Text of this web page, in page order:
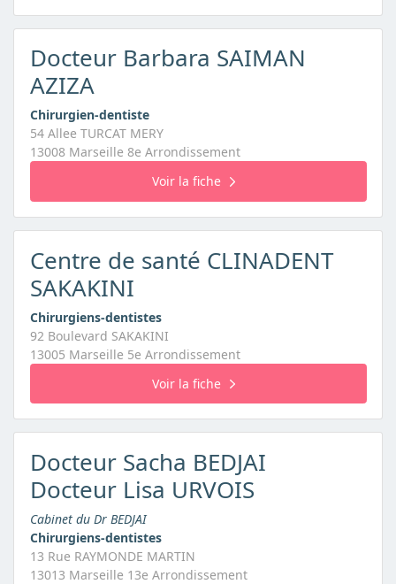
Docteur Barbara SAIMAN
AZIZA
Chirurgien-dentiste
54 Allee TURCAT MERY
13008 Marseille 8e Arrondissement
Voir la fiche
Centre de santé CLINADENT
SAKAKINI
Chirurgiens-dentistes
92 Boulevard SAKAKINI
13005 Marseille 5e Arrondissement
Voir la fiche
Docteur Sacha BEDJAI
Docteur Lisa URVOIS
Cabinet du Dr BEDJAI
Chirurgiens-dentistes
13 Rue RAYMONDE MARTIN
13013 Marseille 13e Arrondissement